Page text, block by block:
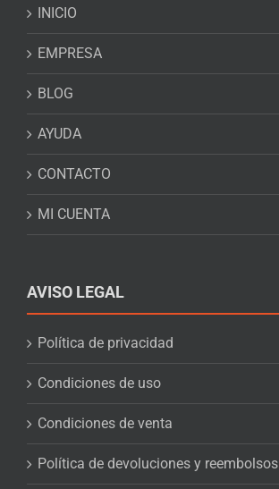
INICIO
EMPRESA
BLOG
AYUDA
CONTACTO
MI CUENTA
AVISO LEGAL
Política de privacidad
Condiciones de uso
Condiciones de venta
Política de devoluciones y reembolsos